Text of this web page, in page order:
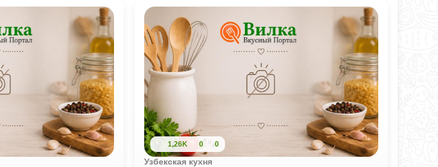
1,26K 0 0
Узбекская кухня